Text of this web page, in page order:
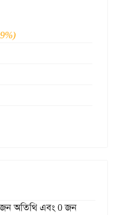
অতিথি এবং 0 জন